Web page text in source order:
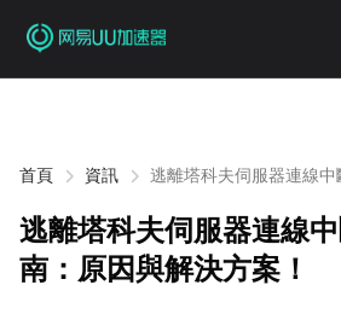
首頁 資訊
逃離塔科夫伺服器連線
逃離塔科夫伺服器連線
南：原因與解決方案！